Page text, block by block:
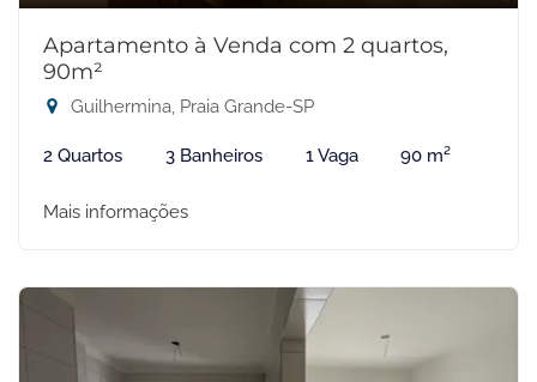
Apartamento à Venda com 2 quartos,
90m²
Guilhermina, Praia Grande-SP
2 Quartos 3 Banheiros 1 Vaga 90 m²
Mais informações